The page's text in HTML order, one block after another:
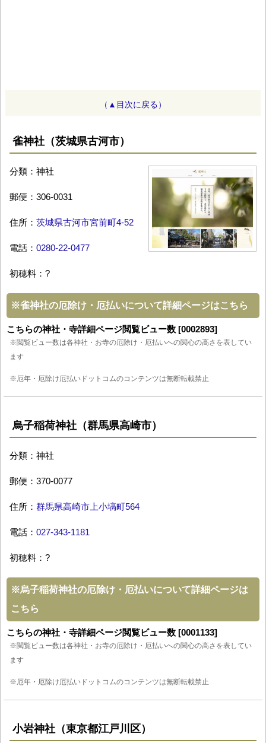
（▲目次に戻る）
雀神社（茨城県古河市）
分類：神社
郵便：306-0031
住所： 茨城県古河市宮前町4-52
電話： 0280-22-0477
初穂料：?
※雀神社の厄除け・厄払いについて詳細ページはこちら
こちらの神社・寺詳細ページ閲覧ビュー数 [0002893]
※閲覧ビュー数は各神社・お寺の厄除け・厄払いへの関心の高さを表してい
ます
※厄年・厄除け厄払いドットコムのコンテンツは無断転載禁止
烏子稲荷神社（群馬県高崎市）
分類：神社
郵便：370-0077
住所： 群馬県高崎市上小塙町564
電話： 027-343-1181
初穂料：?
※烏子稲荷神社の厄除け・厄払いについて詳細ページは
こちら
こちらの神社・寺詳細ページ閲覧ビュー数 [0001133]
※閲覧ビュー数は各神社・お寺の厄除け・厄払いへの関心の高さを表してい
ます
※厄年・厄除け厄払いドットコムのコンテンツは無断転載禁止
小岩神社（東京都江戸川区）